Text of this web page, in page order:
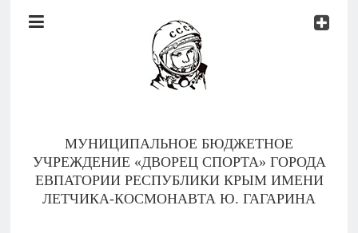
Документы
МУНИЦИПАЛЬНОЕ БЮДЖЕТНОЕ
УЧРЕЖДЕНИЕ «ДВОРЕЦ СПОРТА» ГОРОДА
ЕВПАТОРИИ РЕСПУБЛИКИ КРЫМ ИМЕНИ
ЛЕТЧИКА-КОСМОНАВТА Ю. ГАГАРИНА